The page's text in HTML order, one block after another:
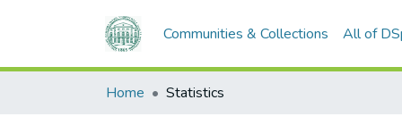
Communities & Collections All of
Home Statistics